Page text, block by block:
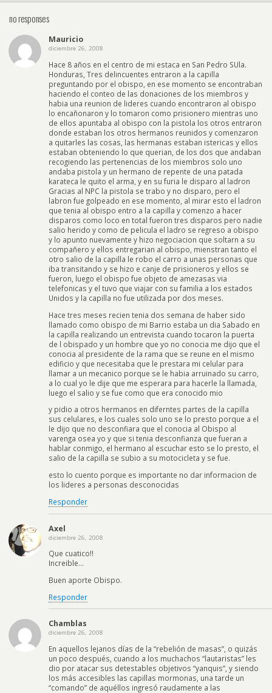
no responses
Mauricio
diciembre 26, 2008
Hace 8 años en el centro de mi estaca en San Pedro SUla.
Honduras, Tres delincuentes entraron a la capilla
preguntando por el obispo, en ese momento se encontraban
haciendo el conteo de las donaciones de los miembros y
habia una reunion de lideres cuando encontraron al obispo
lo encañonaron y lo tomaron como prisionero mientras uno
de ellos apuntaba al obispo con la pistola los otros entraron
donde estaban los otros hermanos reunidos y comenzaron
a quitarles las cosas, las hermanas estaban istericas y ellos
estaban obteniendo lo que querian, de los dos que andaban
recogiendo las pertenencias de los miembros solo uno
andaba pistola y un hermano de repente de una patada
karateca le quito el arma, y en su furia le disparo al ladron
Gracias al NPC la pistola se trabo y no disparo, pero el
labron fue golpeado en ese momento, al mirar esto el ladron
que tenia al obispo entro a la capilla y comenzo a hacer
disparos como loco en total fueron tres disparos pero nadie
salio herido y como de pelicula el ladro se regreso a obispo
y lo apunto nuevamente y hizo negociacion que soltarn a su
compañero y ellos entregarian al obispo, mienstran tanto el
otro salio de la capilla le robo el carro a unas personas que
iba transitando y se hizo e canje de prisioneros y ellos se
fueron, luego el obispo fue objeto de amezasas via
telefonicas y el tuvo que viajar con su familia a los estados
Unidos y la capilla no fue utilizada por dos meses.
Hace tres meses recien tenia dos semana de haber sido
llamado como obispo de mi Barrio estaba un dia Sabado en
la capilla realizando un entrevista cuando tocaron la puerta
de l obispado y un hombre que yo no conocia me dijo que el
conocia al presidente de la rama que se reune en el mismo
edificio y que necesitaba que le prestara mi celular para
llamar a un mecanico porque se le habia arruinado su carro,
a lo cual yo le dije que me esperara para hacerle la llamada,
luego el salio y se fue como que era conocido mio
y pidio a otros hermanos en diferntes partes de la capilla
sus celulares, e los cuales solo uno se lo presto porque a el
le dijo que no desconfiara que el conocia al Obispo al
varenga osea yo y que si tenia desconfianza que fueran a
hablar conmigo, el hermano al escuchar esto se lo presto, el
salio de la capilla se subio a su motocicleta y se fue.
esto lo cuento porque es importante no dar informacion de
los lideres a personas desconocidas
Responder
Axel
diciembre 26, 2008
Que cuatico!!
Increible…
Buen aporte Obispo.
Responder
Chamblas
diciembre 26, 2008
En aquellos lejanos días de la “rebelión de masas”, o quizás
un poco después, cuando a los muchachos “lautaristas” les
dio por atacar sus detestables objetivos “yanquis”, y siendo
los más accesibles las capillas mormonas, una tarde un
“comando” de aquéllos ingresó raudamente a las